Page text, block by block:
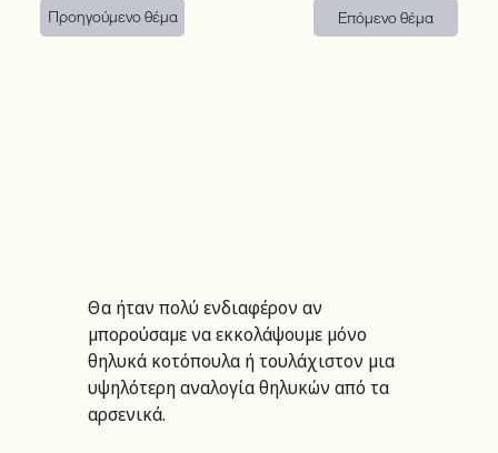
Προηγούμενο θέμα Επόμενο θέμα
Θα ήταν πολύ ενδιαφέρον αν
μπορούσαμε να εκκολάψουμε μόνο
θηλυκά κοτόπουλα ή τουλάχιστον μια
υψηλότερη αναλογία θηλυκών από τα
αρσενικά.